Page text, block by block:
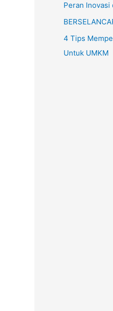
Peran Inovasi
4 Tips
Untuk UMKM